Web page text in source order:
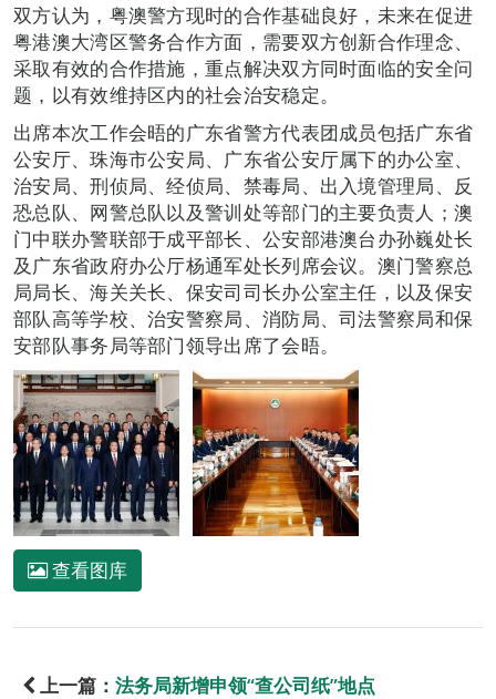
双方认为，粤澳警方现时的合作基础良好，未来在促进
粤港澳大湾区警务合作方面，需要双方创新合作理念、
采取有效的合作措施，重点解决双方同时面临的安全问
题，以有效维持区内的社会治安稳定。
出席本次工作会晤的广东省警方代表团成员包括广东省
公安厅、珠海市公安局、广东省公安厅属下的办公室、
治安局、刑侦局、经侦局、禁毒局、出入境管理局、反
恐总队、网警总队以及警训处等部门的主要负责人；澳
门中联办警联部于成平部长、公安部港澳台办孙巍处长
及广东省政府办公厅杨通军处长列席会议。澳门警察总
局局长、海关关长、保安司司长办公室主任，以及保安
部队高等学校、治安警察局、消防局、司法警察局和保
安部队事务局等部门领导出席了会晤。
查看图库
上一篇： 法务局新增申领“查公司纸”地点